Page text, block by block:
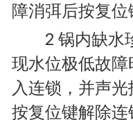
障消弭后按复位
2 锅内缺水珍
现水位极低故
入连锁，并声
按复位键解除连